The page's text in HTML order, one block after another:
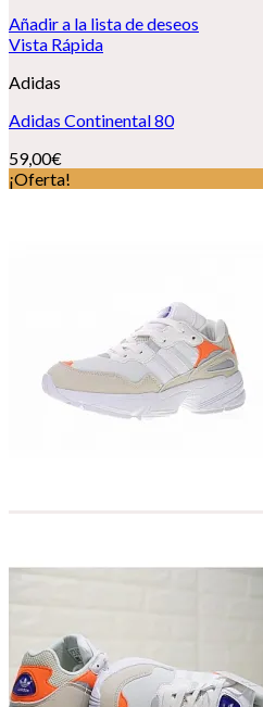
Añadir a la lista de deseos
Vista Rápida
Adidas
Adidas Continental 80
59,00€
¡Oferta!